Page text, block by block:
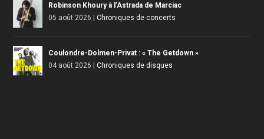
Robinson Khoury à l’Astrada de Marciac
05 août 2026 |Chroniques de concerts
Coulondre-Dolmen-Privat : « The Getdown »
04 août 2026 |Chroniques de disques